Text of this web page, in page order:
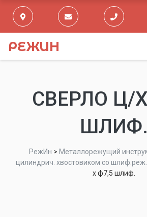
РЕЖИН
СВЕРЛО Ц/
ШЛИФ.
РежИн > Металлорежущий
цилиндрич. хвостовиком со
х ф7,5 шлиф.